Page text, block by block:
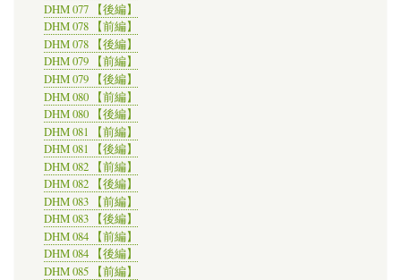
DHM 077 【後編】
DHM 078 【前編】
DHM 078 【後編】
DHM 079 【前編】
DHM 079 【後編】
DHM 080 【前編】
DHM 080 【後編】
DHM 081 【前編】
DHM 081 【後編】
DHM 082 【前編】
DHM 082 【後編】
DHM 083 【前編】
DHM 083 【後編】
DHM 084 【前編】
DHM 084 【後編】
DHM 085 【前編】